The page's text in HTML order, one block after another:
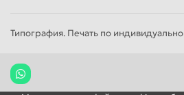
Типография. Печать по